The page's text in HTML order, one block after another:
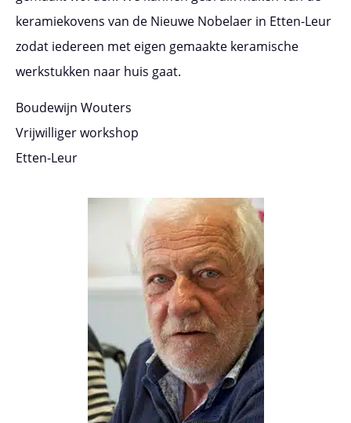
keramiekovens van de Nieuwe Nobelaer in Etten-Leur
zodat iedereen met eigen gemaakte keramische
werkstukken naar huis gaat.
Boudewijn Wouters
Vrijwilliger workshop
Etten-Leur